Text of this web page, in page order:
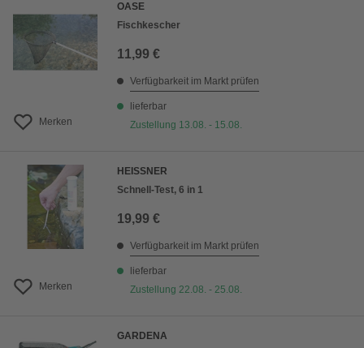
Merken
OASE
Fischkescher
11,99 €
Verfügbarkeit im Markt prüfen
lieferbar
Zustellung 13.08. - 15.08.
Merken
HEISSNER
Schnell-Test, 6 in 1
19,99 €
Verfügbarkeit im Markt prüfen
lieferbar
Zustellung 22.08. - 25.08.
GARDENA